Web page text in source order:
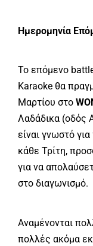
Ημερομηνία
Το επόμενο
Karaoke θα
Μαρτίου στο
Λαδάδικα (οδός
είναι γνωστό
κάθε Τρίτη,
για να
στο διαγωνισμό.
Αναμένονται
πολλές ακόμα